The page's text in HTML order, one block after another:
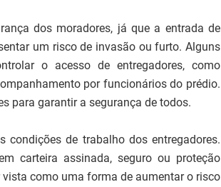
dos moradores, já que a entrada de
um risco de invasão ou furto. Alguns
o acesso de entregadores, como
por funcionários do prédio.
para garantir a segurança de todos.
condições de trabalho dos entregadores.
carteira assinada, seguro ou proteção
como uma forma de aumentar o risco